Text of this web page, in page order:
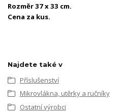
Rozměr 37 x 33 cm.
Cena za kus.
Najdete také v
Příslušenství
Mikrovlákna, utěrky a ručníky
Ostatní výrobci